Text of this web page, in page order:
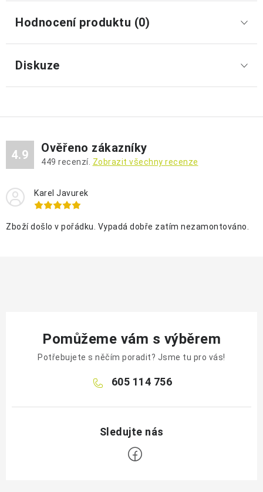
Hodnocení produktu (0)
Diskuze
4.9 Ověřeno zákazníky
449 recenzí. Zobrazit všechny recenze
Karel Javurek
Zboží došlo v pořádku. Vypadá dobře zatím nezamontováno.
Pomůžeme vám s výběrem
Potřebujete s něčím poradit? Jsme tu pro vás!
605 114 756